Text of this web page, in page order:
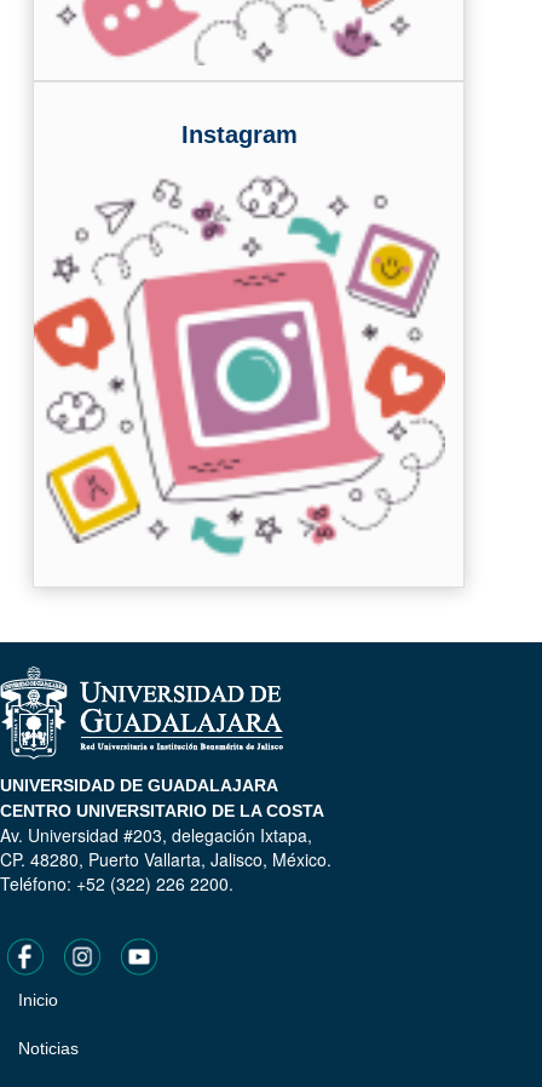
Instagram
UNIVERSIDAD DE GUADALAJARA
CENTRO UNIVERSITARIO DE LA COSTA
Av. Universidad #203, delegación Ixtapa,
CP. 48280, Puerto Vallarta, Jalisco, México.
Teléfono: +52 (322) 226 2200.
Pie
de
Inicio
Noticias